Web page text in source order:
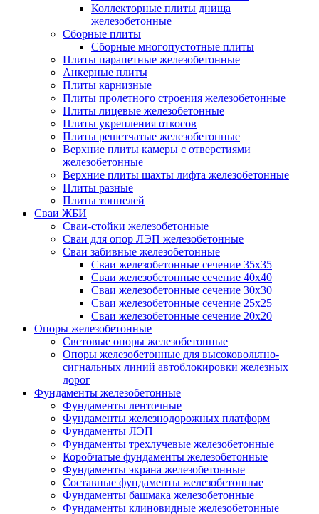
Коллекторные плиты днища
железобетонные
Сборные плиты
Сборные многопустотные плиты
Плиты парапетные железобетонные
Анкерные плиты
Плиты карнизные
Плиты пролетного строения железобетонные
Плиты лицевые железобетонные
Плиты укрепления откосов
Плиты решетчатые железобетонные
Верхние плиты камеры с отверстиями
железобетонные
Верхние плиты шахты лифта железобетонные
Плиты разные
Плиты тоннелей
Сваи ЖБИ
Сваи-стойки железобетонные
Сваи для опор ЛЭП железобетонные
Сваи забивные железобетонные
Сваи железобетонные сечение 35x35
Сваи железобетонные сечение 40x40
Сваи железобетонные сечение 30x30
Сваи железобетонные сечение 25x25
Сваи железобетонные сечение 20x20
Опоры железобетонные
Световые опоры железобетонные
Опоры железобетонные для высоковольтно-
сигнальных линий автоблокировки железных
дорог
Фундаменты железобетонные
Фундаменты ленточные
Фундаменты железнодорожных платформ
Фундаменты ЛЭП
Фундаменты трехлучевые железобетонные
Коробчатые фундаменты железобетонные
Фундаменты экрана железобетонные
Составные фундаменты железобетонные
Фундаменты башмака железобетонные
Фундаменты клиновидные железобетонные